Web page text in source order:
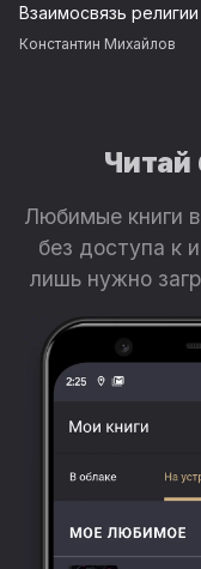
Взаимосвязь религии
окружающей среды
Константин Михайлов
Читай
Любимые книги
без доступа к
лишь нужно